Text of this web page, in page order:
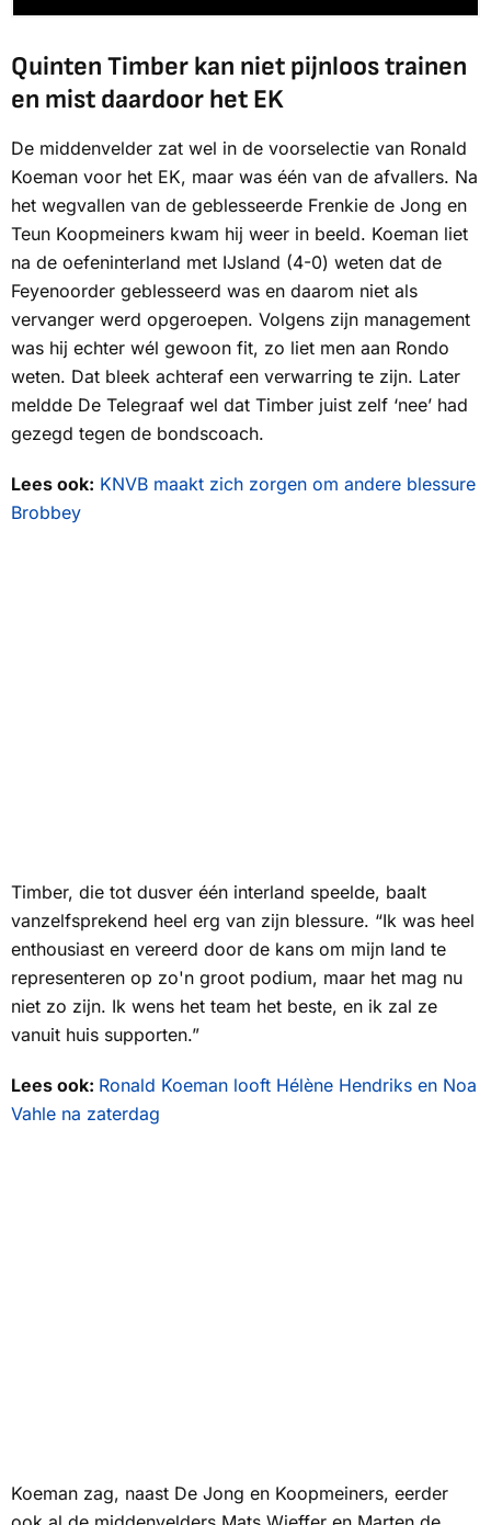
Quinten Timber kan niet pijnloos trainen
en mist daardoor het EK
De middenvelder zat wel in de voorselectie van Ronald
Koeman voor het EK, maar was één van de afvallers. Na
het wegvallen van de geblesseerde Frenkie de Jong en
Teun Koopmeiners kwam hij weer in beeld. Koeman liet
na de oefeninterland met IJsland (4-0) weten dat de
Feyenoorder geblesseerd was en daarom niet als
vervanger werd opgeroepen. Volgens zijn management
was hij echter wél gewoon fit, zo liet men aan Rondo
weten. Dat bleek achteraf een verwarring te zijn. Later
meldde De Telegraaf wel dat Timber juist zelf ‘nee’ had
gezegd tegen de bondscoach.
Lees ook: KNVB maakt zich zorgen om andere blessure
Brobbey
Timber, die tot dusver één interland speelde, baalt
vanzelfsprekend heel erg van zijn blessure. “Ik was heel
enthousiast en vereerd door de kans om mijn land te
representeren op zo'n groot podium, maar het mag nu
niet zo zijn. Ik wens het team het beste, en ik zal ze
vanuit huis supporten.”
Lees ook: Ronald Koeman looft Hélène Hendriks en Noa
Vahle na zaterdag
Koeman zag, naast De Jong en Koopmeiners, eerder